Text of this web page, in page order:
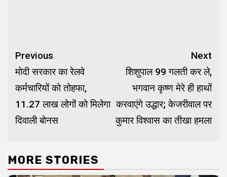
Continue
Reading
Previous
मोदी सरकार का रेलवे
कर्मचारियों को तोहफा,
11.27 लाख लोगों को मिलेगा
दिवाली बोनस
Next
शिशुपाल 99 गलती कर ले,
भगवान कृष्ण मेरे ही हाथों
करवाएंगे उद्धार; केजरीवाल पर
कुमार विश्वास का तीखा हमला
MORE STORIES